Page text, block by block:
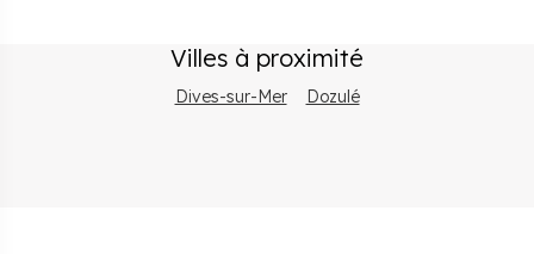
Villes à proximité
Dives-sur-Mer Dozulé